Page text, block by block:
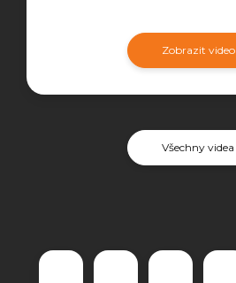
Zobrazit video
Všechny videa